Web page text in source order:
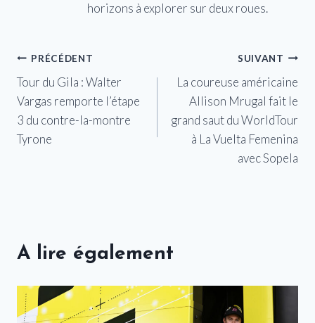
horizons à explorer sur deux roues.
Navigation
de
l’article
PRÉCÉDENT
Tour du Gila : Walter
Vargas remporte l’étape
3 du contre-la-montre
Tyrone
SUIVANT
La coureuse américaine
Allison Mrugal fait le
grand saut du WorldTour
à La Vuelta Femenina
avec Sopela
A lire également